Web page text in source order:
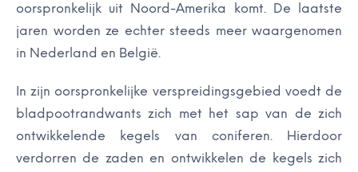
oorspronkelijk uit Noord-Amerika komt. De laatste
jaren worden ze echter steeds meer waargenomen
in Nederland en België.
In zijn oorspronkelijke verspreidingsgebied voedt de
bladpootrandwants zich met het sap van de zich
ontwikkelende kegels van coniferen. Hierdoor
verdorren de zaden en ontwikkelen de kegels zich